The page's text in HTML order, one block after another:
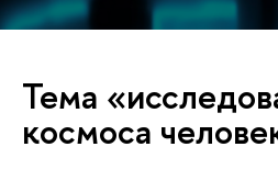
Тема
космоса